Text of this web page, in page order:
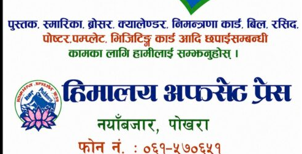
तपाईलाई कस्तो लाग्यो ?
हाँसो लाग्यो आक्रोशित बनायो